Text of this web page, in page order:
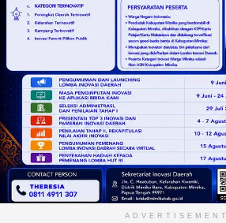
ADVERTISEMENT